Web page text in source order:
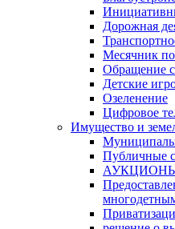
Дорожная
Месячник по
Обращение
Детские
Озеленение
Цифровое
Имущество и
Публичные